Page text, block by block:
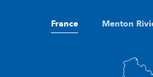
France Menton